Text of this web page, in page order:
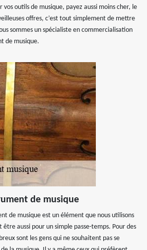
outils de musique, payez aussi moins cher, le
offres, c’est tout simplement de mettre
sommes un spécialiste en commercialisation
de musique.
de musique
de musique est un élément que nous utilisons
aussi pour un simple passe-temps. Pour des
sont les gens qui ne souhaitent pas se